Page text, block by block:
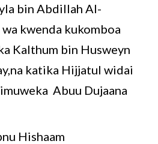
bin Abdillah Al-
kwenda kukomboa
Kalthum bin Husweyn
katika Hijjatul widai
Abuu Dujaana
Hishaam